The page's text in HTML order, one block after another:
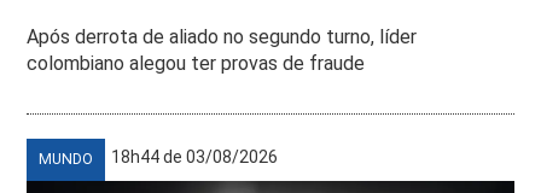
Após derrota de aliado no segundo turno, líder
colombiano alegou ter provas de fraude
MUNDO 18h44 de 03/08/2026